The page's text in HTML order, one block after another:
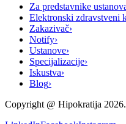
Za predstavnike
Elektronski zdravstveni
Zakazivač›
Notify›
Ustanove›
Specijalizacije›
Iskustva›
Blog›
Copyright @ Hipokratija 2026